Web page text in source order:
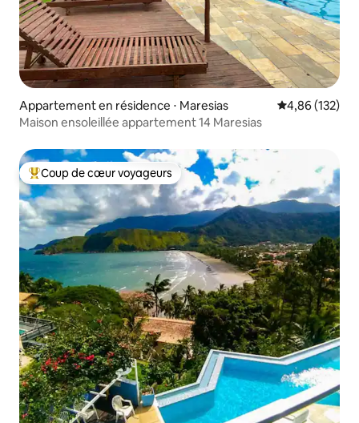
Appartement en résidence ⋅ Maresias Évaluation
4,86 (132)
Maison ensoleillée appartement 14 Maresias
Coups de cœur voyageurs les plus appréciés
Coup de cœur voyageurs